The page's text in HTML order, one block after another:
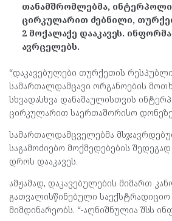
თანამშრომლებმა,
ცირკულარით ძებნილი,
2 მოქალაქე დააკავეს.
ავრცელებს.
“დაკავებულები თურქეთის
სამართალდამცავი ორგანოების
სხვადასხვა დანაშაულისთვის
ცირკულარით საერთაშორისო დონეზე
სამართალდამცველებმა
საგამოძიებო მოქმედებების შედეგად
დროს დააკავეს.
ამჟამად, დაკავებულების მიმართ
გათვალისწინებული
მიმდინარეობს. “-აღნიშნულია შსს